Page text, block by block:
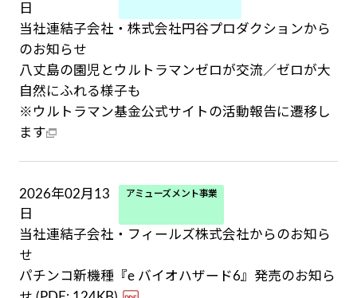
日
当社連結子会社・株式会社円谷プロダクションから
のお知らせ
八丈島の園児とウルトラマンゼロが交流／ゼロが大
自然にふれる様子も
※ウルトラマン基金公式サイトの活動報告に遷移し
ます
2026年02月13
日
アミューズメント事業
当社連結子会社・フィールズ株式会社からのお知ら
せ
パチンコ新機種『e バイオハザード6』発売のお知ら